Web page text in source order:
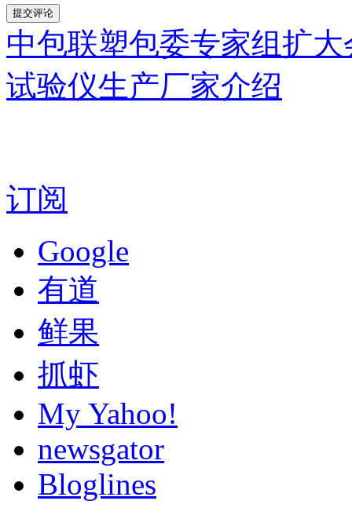
中包联塑包委专家组扩
试验仪生产厂家介绍
订阅
Google
有道
鲜果
抓虾
My Yahoo!
newsgator
Bloglines